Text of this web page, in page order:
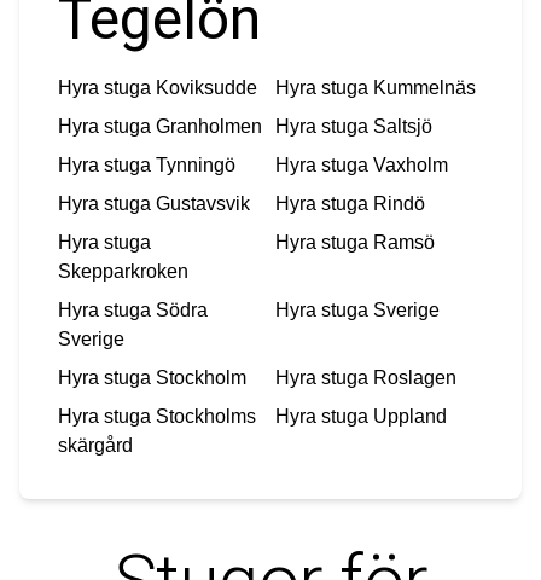
Tegelön
Hyra stuga Koviksudde Hyra stuga Kummelnäs
Hyra stuga Granholmen Hyra stuga Saltsjö
Hyra stuga Tynningö Hyra stuga Vaxholm
Hyra stuga Gustavsvik Hyra stuga Rindö
Hyra stuga
Skepparkroken
Hyra stuga Ramsö
Hyra stuga Södra
Sverige
Hyra stuga Sverige
Hyra stuga Stockholm Hyra stuga Roslagen
Hyra stuga Stockholms
skärgård
Hyra stuga Uppland